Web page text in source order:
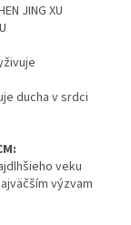
JING XU
ducha v srdci
veku
výzvam